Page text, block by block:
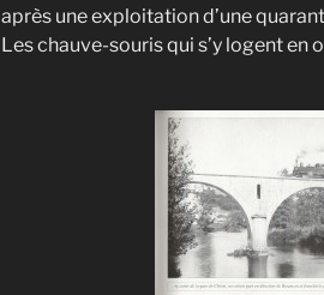
après une exploitation d’une
Les chauve-souris qui s’y logent en